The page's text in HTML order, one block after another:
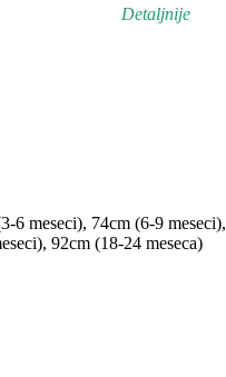
Detaljnije
6 meseci), 74cm (6-9 meseci),
, 92cm (18-24 meseca)